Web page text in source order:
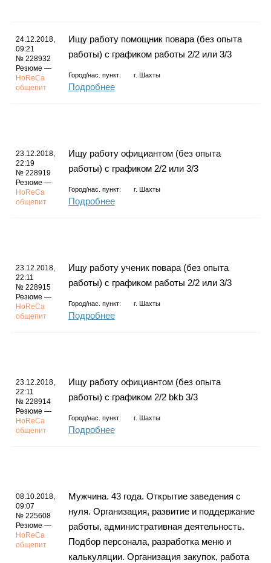
24.12.2018,
09:21
№ 228932
Резюме —
HoReCa
общепит
Ищу работу помощник повара (без опыта
работы) с графиком работы 2/2 или 3/3
Город/нас. пункт: г. Шахты
Подробнее
23.12.2018,
22:19
№ 228919
Резюме —
HoReCa
общепит
Ищу работу официантом (без опыта
работы) с графиком 2/2 или 3/3
Город/нас. пункт: г. Шахты
Подробнее
23.12.2018,
22:11
№ 228915
Резюме —
HoReCa
общепит
Ищу работу ученик повара (без опыта
работы) с графиком работы 2/2 или 3/3
Город/нас. пункт: г. Шахты
Подробнее
23.12.2018,
22:11
№ 228914
Резюме —
HoReCa
общепит
Ищу работу официантом (без опыта
работы) с графиком 2/2 bkb 3/3
Город/нас. пункт: г. Шахты
Подробнее
08.10.2018,
09:07
№ 225608
Резюме —
HoReCa
общепит
Мужчина. 43 года. Открытие заведения с
нуля. Организация, развитие и поддержание
работы, административная деятельность.
Подбор персонала, разработка меню и
калькуляции. Организация закупок, работа